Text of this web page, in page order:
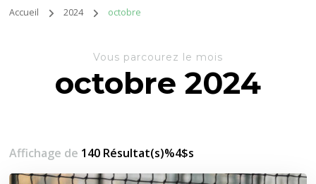
Accueil 2024 octobre
Vous parcourez le mois
octobre 2024
Affichage de 140 Résultat(s)%4$s